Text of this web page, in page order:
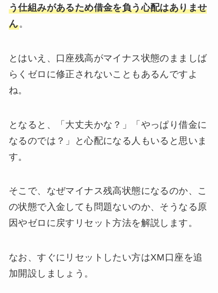
う仕組みがあるため借金を負う心配はありませ
ん。
とはいえ、口座残高がマイナス状態のまましば
らくゼロに修正されないこともあるんですよ
ね。
となると、「大丈夫かな？」「やっぱり借金に
なるのでは？」と心配になる人もいると思いま
す。
そこで、なぜマイナス残高状態になるのか、こ
の状態で入金しても問題ないのか、そうなる原
因やゼロに戻すリセット方法を解説します。
なお、すぐにリセットしたい方はXM口座を追
加開設しましょう。